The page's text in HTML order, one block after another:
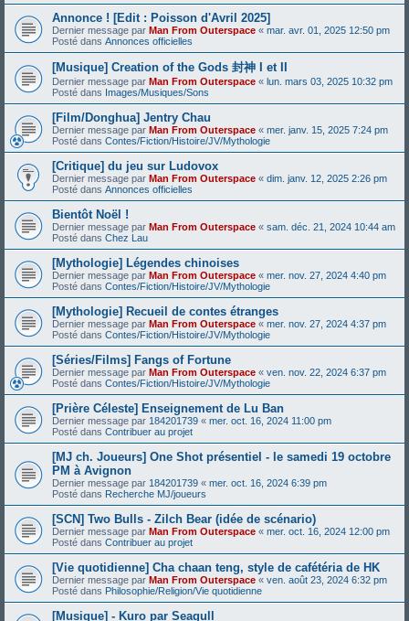
Annonce ! [Edit : Poisson d'Avril 2025]
Dernier message par Man From Outerspace « mar. avr. 01, 2025 12:50 pm
Posté dans Annonces officielles
[Musique] Creation of the Gods 封神 I et II
Dernier message par Man From Outerspace « lun. mars 03, 2025 10:32 pm
Posté dans Images/Musiques/Sons
[Film/Donghua] Jentry Chau
Dernier message par Man From Outerspace « mer. janv. 15, 2025 7:24 pm
Posté dans Contes/Fiction/Histoire/JV/Mythologie
[Critique] du jeu sur Ludovox
Dernier message par Man From Outerspace « dim. janv. 12, 2025 2:26 pm
Posté dans Annonces officielles
Bientôt Noël !
Dernier message par Man From Outerspace « sam. déc. 21, 2024 10:44 am
Posté dans Chez Lau
[Mythologie] Légendes chinoises
Dernier message par Man From Outerspace « mer. nov. 27, 2024 4:40 pm
Posté dans Contes/Fiction/Histoire/JV/Mythologie
[Mythologie] Recueil de contes étranges
Dernier message par Man From Outerspace « mer. nov. 27, 2024 4:37 pm
Posté dans Contes/Fiction/Histoire/JV/Mythologie
[Séries/Films] Fangs of Fortune
Dernier message par Man From Outerspace « ven. nov. 22, 2024 6:37 pm
Posté dans Contes/Fiction/Histoire/JV/Mythologie
[Prière Céleste] Enseignement de Lu Ban
Dernier message par 184201739 « mer. oct. 16, 2024 11:00 pm
Posté dans Contribuer au projet
[MJ ch. Joueurs] One Shot présentiel - le samedi 19 octobre
PM à Avignon
Dernier message par 184201739 « mer. oct. 16, 2024 6:39 pm
Posté dans Recherche MJ/joueurs
[SCN] Two Bulls - Zilch Bear (idée de scénario)
Dernier message par Man From Outerspace « mer. oct. 16, 2024 12:00 pm
Posté dans Contribuer au projet
[Vie quotidienne] Cha chaan teng, style de cafétéria de HK
Dernier message par Man From Outerspace « ven. août 23, 2024 6:32 pm
Posté dans Philosophie/Religion/Vie quotidienne
[Musique] - Kuro par Seagull